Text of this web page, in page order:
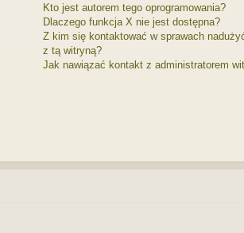
Kto jest autorem tego oprogramowania?
Dlaczego funkcja X nie jest dostępna?
Z kim się kontaktować w sprawach
z tą witryną?
Jak nawiązać kontakt z administratorem